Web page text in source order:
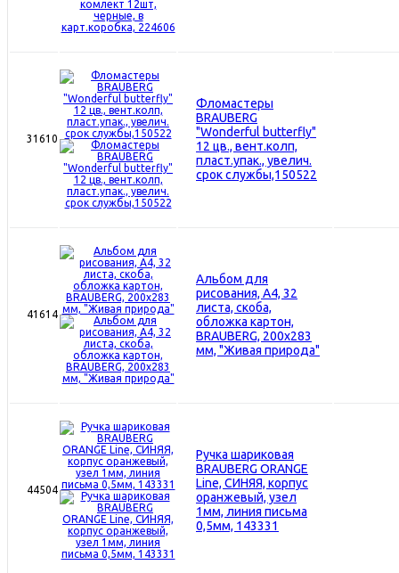
31610
Фломастеры
BRAUBERG
"Wonderful butterfly"
12 цв., вент.колп,
пласт.упак., увелич.
срок службы,150522
41614
Альбом для
рисования, А4, 32
листа, скоба,
обложка картон,
BRAUBERG, 200х283
мм, "Живая природа"
44504
Ручка шариковая
BRAUBERG ORANGE
Line, СИНЯЯ, корпус
оранжевый, узел
1мм, линия письма
0,5мм, 143331